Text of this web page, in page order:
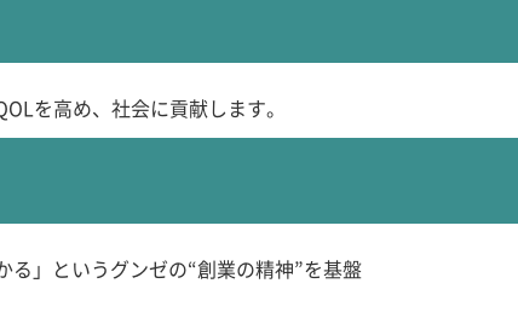
を高め、社会に貢献します。
」というグンゼの“創業の精神”を基盤